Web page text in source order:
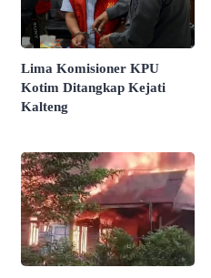
Lima Komisioner KPU
Kotim Ditangkap Kejati
Kalteng